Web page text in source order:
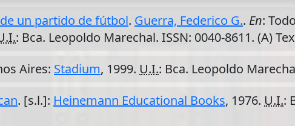
un partido de fútbol. Guerra, Federico G.. En:
: Bca. Leopoldo Marechal. ISSN: 0040-8611. (A)
Aires: Stadium, 1999. U.I.: Bca. Leopoldo
. [s.l.]: Heinemann Educational Books, 1976. U.I.: